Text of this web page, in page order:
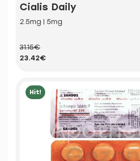
Cialis Daily
2.5mg | 5mg
31.15€
23.42€
Hit!